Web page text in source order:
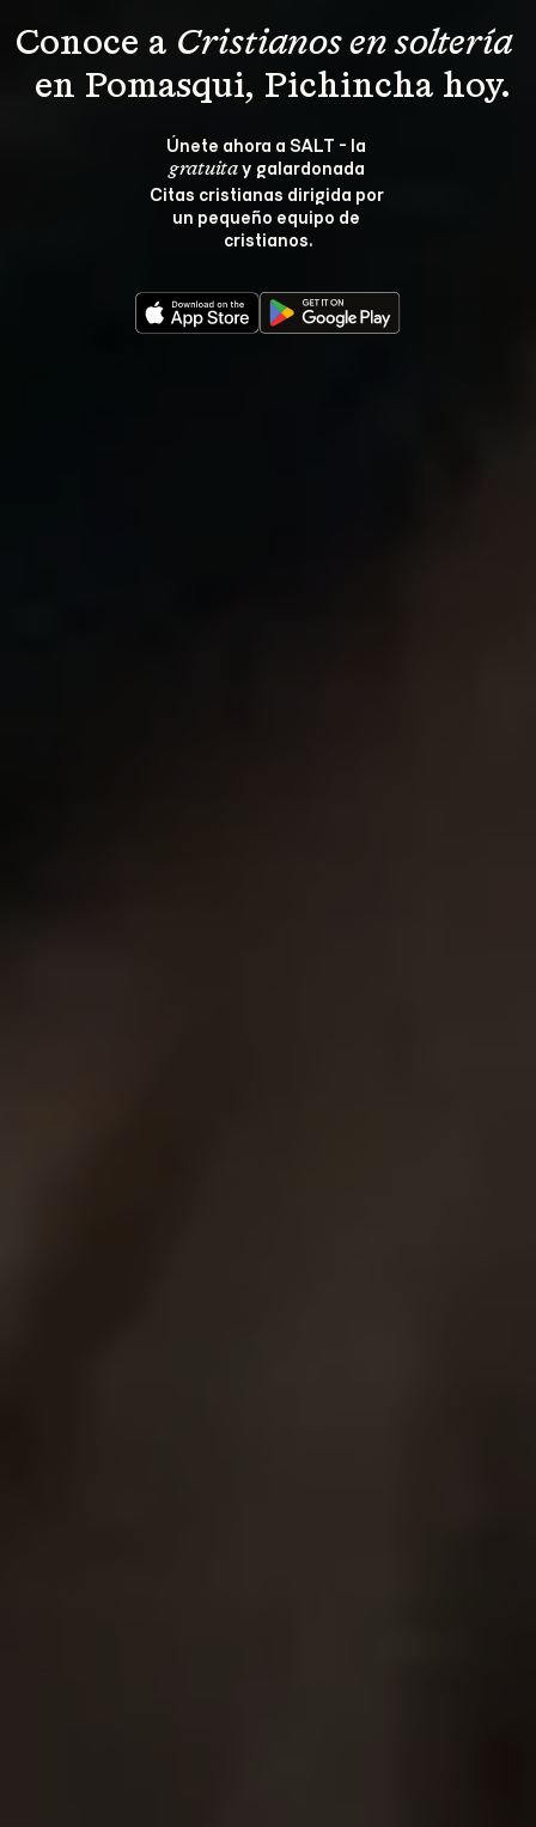
Conoce a Cristianos en soltería
en Pomasqui, Pichincha hoy.
Únete ahora a SALT - la
gratuita y galardonada
Citas cristianas dirigida por
un pequeño equipo de
cristianos.